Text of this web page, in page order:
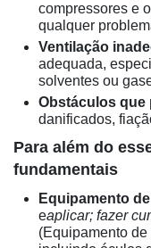
compressores e
qualquer
Ventilação
adequada,
solventes ou
Obstáculos que
danificados,
Para além do
fundamentais
Equipamento
eaplicar; fazer
(Equipamento